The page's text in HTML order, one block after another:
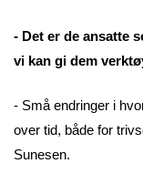
- Det er de ansatte
vi kan gi dem
- Små endringer i
over tid, både for
Sunesen.